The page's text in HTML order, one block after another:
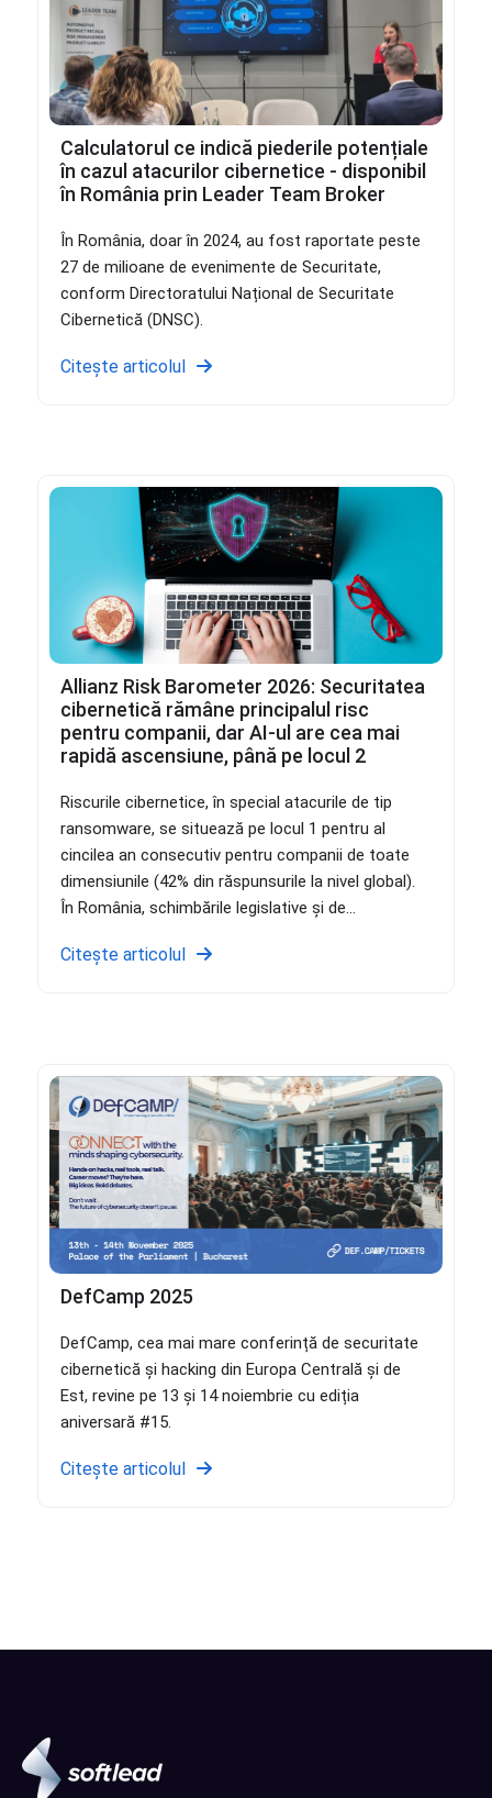
Calculatorul ce indică piederile potențiale
în cazul atacurilor cibernetice - disponibil
în România prin Leader Team Broker
În România, doar în 2024, au fost raportate peste
27 de milioane de evenimente de Securitate,
conform Directoratului Național de Securitate
Cibernetică (DNSC).
Citește articolul
Allianz Risk Barometer 2026: Securitatea
cibernetică rămâne principalul risc
pentru companii, dar AI-ul are cea mai
rapidă ascensiune, până pe locul 2
Riscurile cibernetice, în special atacurile de tip
ransomware, se situează pe locul 1 pentru al
cincilea an consecutiv pentru companii de toate
dimensiunile (42% din răspunsurile la nivel global).
În România, schimbările legislative și de...
Citește articolul
DefCamp 2025
DefCamp, cea mai mare conferință de securitate
cibernetică și hacking din Europa Centrală și de
Est, revine pe 13 și 14 noiembrie cu ediția
aniversară #15.
Citește articolul